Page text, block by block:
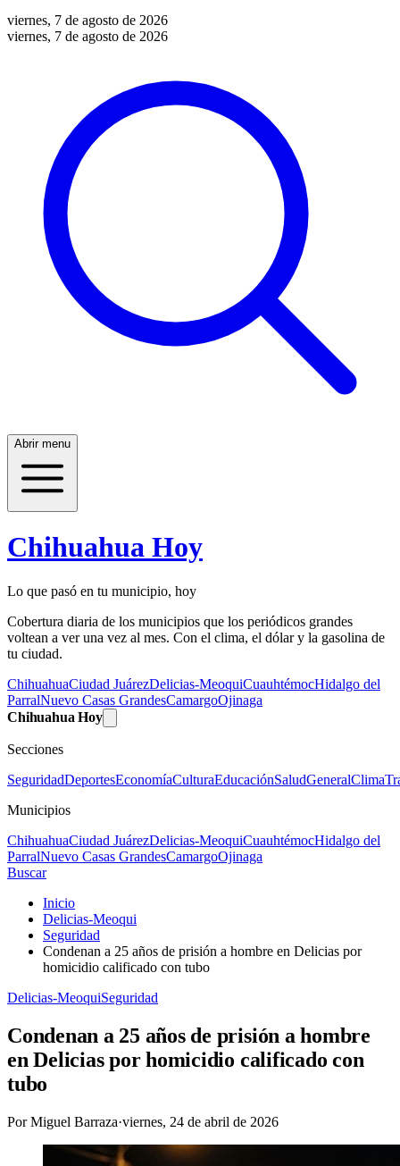
viernes, 7 de agosto de 2026
viernes, 7 de agosto de 2026
Abrir menu
Chihuahua Hoy
Lo que pasó en tu municipio, hoy
Cobertura diaria de los municipios que los periódicos grandes
voltean a ver una vez al mes. Con el clima, el dólar y la gasolina de
tu ciudad.
ChihuahuaCiudad JuárezDelicias-MeoquiCuauhtémocHidalgo del
ParralNuevo Casas GrandesCamargoOjinaga
Chihuahua Hoy
Secciones
SeguridadDeportesEconomíaCulturaEducaciónSaludGeneralClima
Municipios
ChihuahuaCiudad JuárezDelicias-MeoquiCuauhtémocHidalgo del
ParralNuevo Casas GrandesCamargoOjinaga
Buscar
Inicio
Delicias-Meoqui
Seguridad
Condenan a 25 años de prisión a hombre en Delicias por
homicidio calificado con tubo
Delicias-MeoquiSeguridad
Condenan a 25 años de prisión a hombre
en Delicias por homicidio calificado con
tubo
PorMiguel Barraza·viernes, 24 de abril de 2026